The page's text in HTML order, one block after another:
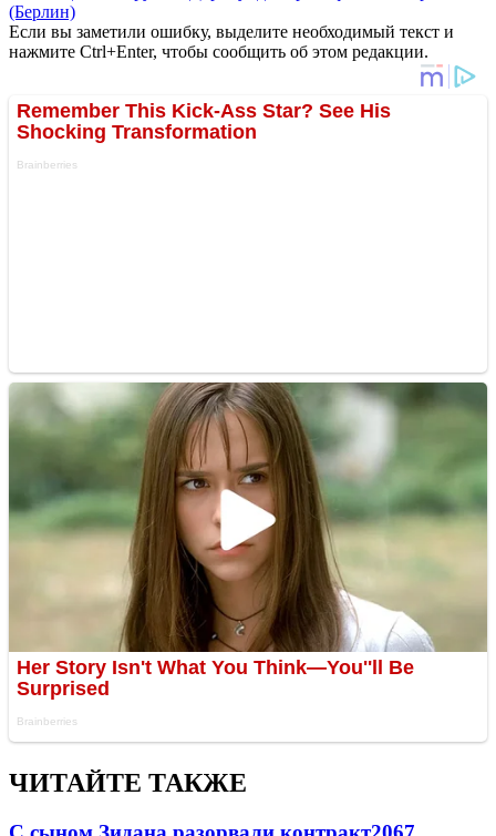
(Берлин)
Если вы заметили ошибку, выделите необходимый текст и
нажмите Ctrl+Enter, чтобы сообщить об этом редакции.
ЧИТАЙТЕ ТАКЖЕ